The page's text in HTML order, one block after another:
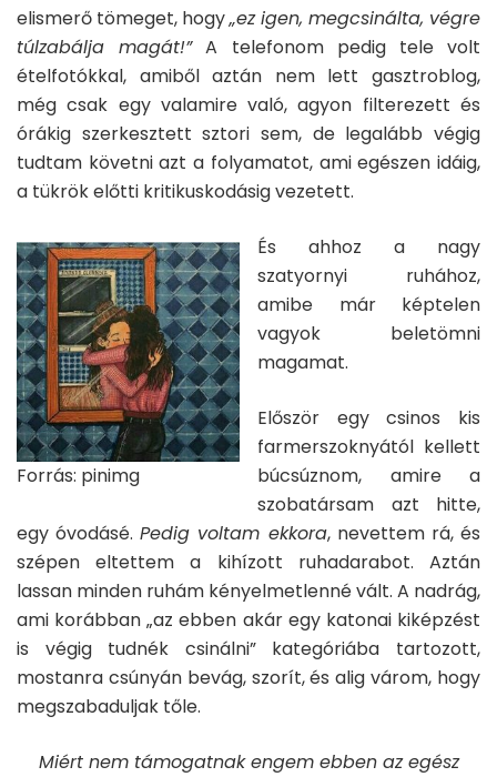
elismerő tömeget, hogy„ez igen, megcsinálta, végre
túlzabálja magát!”A telefonom pedig tele volt
ételfotókkal, amiből aztán nem lett gasztroblog,
még csak egy valamire való, agyon filterezett és
órákig szerkesztett sztori sem, de legalább végig
tudtam követni azt a folyamatot, ami egészen idáig,
a tükrök előtti kritikuskodásig vezetett.
Forrás: pinimg
És ahhoz a nagy
szatyornyi ruhához,
amibe már képtelen
vagyok beletömni
magamat.
Először egy csinos kis
farmerszoknyától kellett
búcsúznom, amire a
szobatársam azt hitte,
egy óvodásé.Pedig voltam ekkora, nevettem rá, és
szépen eltettem a kihízott ruhadarabot. Aztán
lassan minden ruhám kényelmetlenné vált. A nadrág,
ami korábban „az ebben akár egy katonai kiképzést
is végig tudnék csinálni” kategóriába tartozott,
mostanra csúnyán bevág, szorít, és alig várom, hogy
megszabaduljak tőle.
Miért nem támogatnak engem ebben az egész